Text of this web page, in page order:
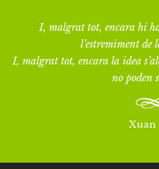
I, malgrat tot, encara hi
l’estremiment de
I, malgrat tot, encara la idea
no poden
Xuan